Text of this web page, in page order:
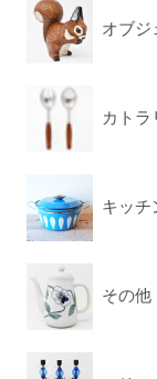
オブジ
カトラ
キッチ
その他